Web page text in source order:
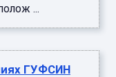
...
ГУФСИН